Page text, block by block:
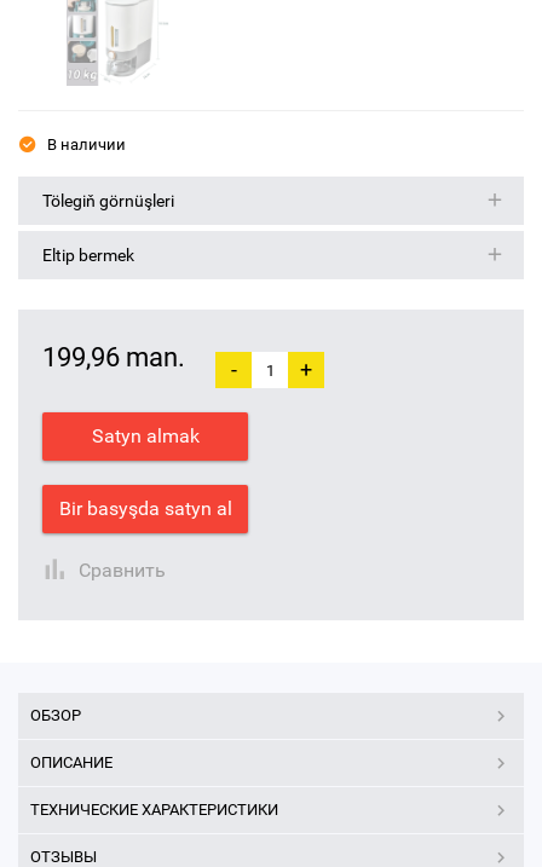
В наличии
Tölegiň görnüşleri
Eltip bermek
199,96 man. - +
Satyn almak
Bir basyşda satyn al
Сравнить
ОБЗОР
ОПИСАНИЕ
ТЕХНИЧЕСКИЕ ХАРАКТЕРИСТИКИ
ОТЗЫВЫ